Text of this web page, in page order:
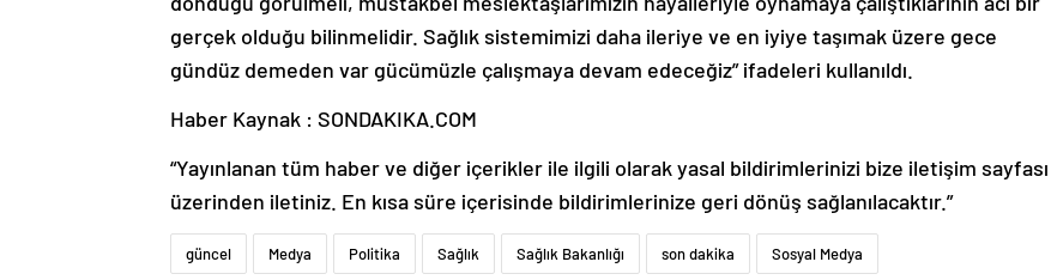
gerçek olduğu bilinmelidir. Sağlık sistemimizi daha ileriye ve en iyiye taşımak üzere gece
gündüz demeden var gücümüzle çalışmaya devam edeceğiz” ifadeleri kullanıldı.
Haber Kaynak : SONDAKIKA.COM
“Yayınlanan tüm haber ve diğer içerikler ile ilgili olarak yasal bildirimlerinizi bize iletişim sayfası
üzerinden iletiniz. En kısa süre içerisinde bildirimlerinize geri dönüş sağlanılacaktır.”
güncel Medya Politika Sağlık Sağlık Bakanlığı son dakika Sosyal Medya